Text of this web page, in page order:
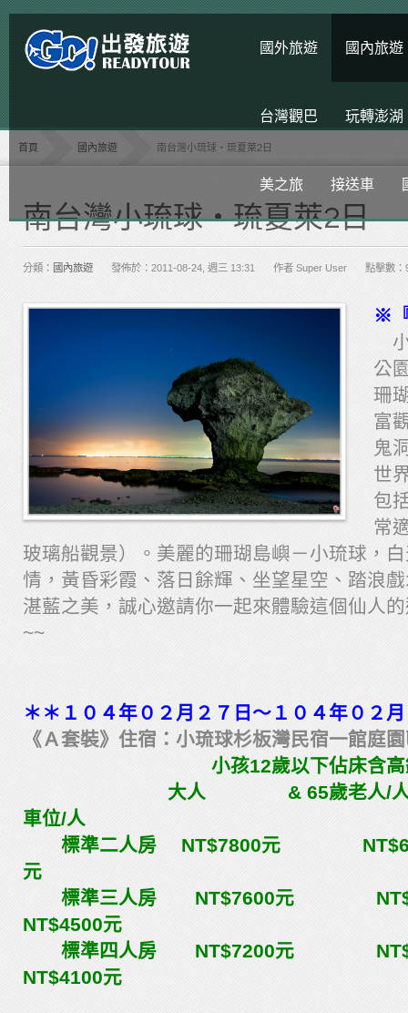
國外旅遊 國內旅遊
台灣觀巴 玩轉澎湖
美之旅 接送車
首頁 國內旅遊 南台灣小琉球‧琉夏萊2日
南台灣小琉球‧琉夏萊2日
分類： 國內旅遊 發佈於：2011-08-24, 週三 13:31 作者 Super User 點擊數：
※
小
公
珊
富
鬼
世
包
常
玻璃船觀景）。美麗的珊瑚島嶼－小琉球，
情，黃昏彩霞、落日餘輝、坐望星空、踏浪
湛藍之美，誠心邀請你一起來體驗這個仙人
~~
＊＊１０４年０２月２７日～１０４年０２
《Ａ套裝》住宿：小琉球杉板灣民宿一館庭
小孩12歲以下佔床含高鐵
大人 & 65歲老人/
車位/人
標準二人房 NT$7800元
元
標準三人房 NT$7600
NT$4500元
標準四人房 NT$7200元
NT$4100元